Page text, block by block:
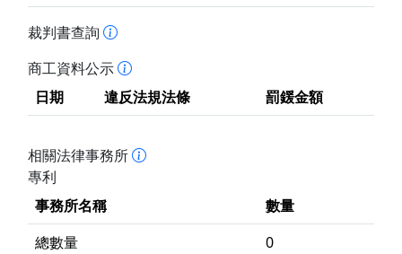
裁判書查詢
商工資料公示
日期
違反法規法條 罰鍰金額
相關法律事務所
專利
事務所名稱
數量
總數量
0